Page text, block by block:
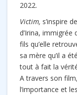
2022.
Victim, s’inspire
d’Irina, immigrée
fils qu’elle
sa mère qu’il a
tout à fait la
A travers son film,
l’importance et